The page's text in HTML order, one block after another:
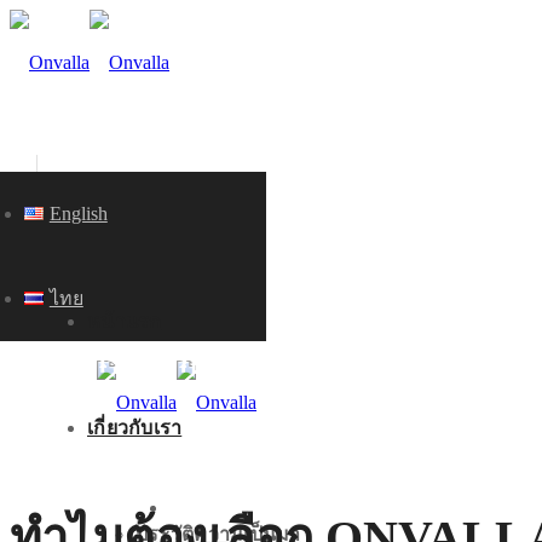
เกี่ยวกับเรา
ประวัติความเป็นมา
English
ไทย
หน้าแรก
บริการหลังการขายและตรวจสอบบำรุง